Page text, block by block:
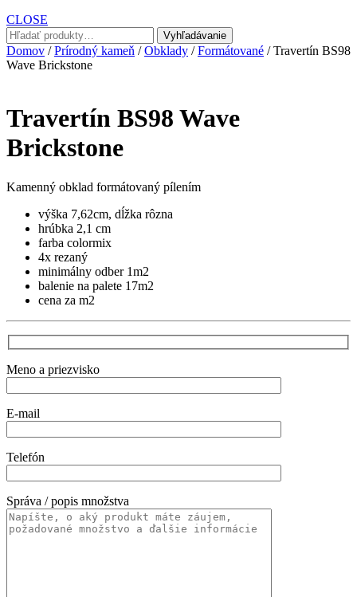
CLOSE
Hľadať:
Vyhľadávanie
Domov /Prírodný kameň /Obklady /Formátované / Travertín BS98
Wave Brickstone
Travertín BS98 Wave
Brickstone
Kamenný obklad formátovaný pílením
výška 7,62cm, dĺžka rôzna
hrúbka 2,1 cm
farba colormix
4x rezaný
minimálny odber 1m2
balenie na palete 17m2
cena za m2
Meno a priezvisko
E-mail
Telefón
Správa / popis množstva